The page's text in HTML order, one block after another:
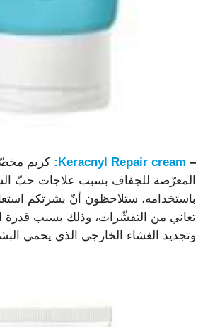
–
كريم
المعرّضة للجفاف بسبب علاجات حبّ
باستخدامه، ستلاحظون أنّ بشرتكم
تعاني من التقشّرات، وذلك بسبب قدرة
وتجديد الغشاء الخارجي الذي يحمي